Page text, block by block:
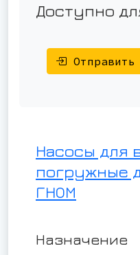
Доступно
Отправить
Насосы для
погружные
ГНОМ
Назначение